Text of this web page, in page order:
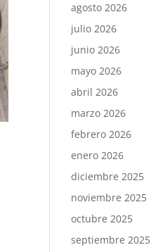
agosto 2026
julio 2026
junio 2026
mayo 2026
abril 2026
marzo 2026
febrero 2026
enero 2026
diciembre 2025
noviembre 2025
octubre 2025
septiembre 2025